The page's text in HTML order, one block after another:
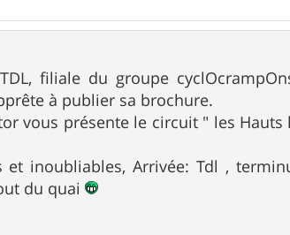
filiale du groupe
à publier sa brochure.
vous présente le circuit " les
et inoubliables, Arrivée: Tdl ,
du quai